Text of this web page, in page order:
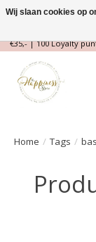
Magische
€35,- | 100 Loyalty
Home / Tags /
Wij slaan cookies op